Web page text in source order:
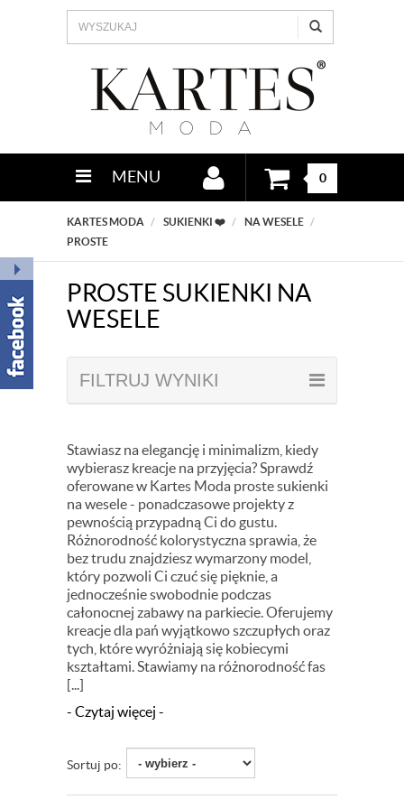
MENU 0
KARTES MODA SUKIENKI ❤️
NA WESELE
PROSTE
PROSTE SUKIENKI NA
WESELE
FILTRUJ WYNIKI
Stawiasz na elegancję i minimalizm, kiedy
wybierasz kreacje na przyjęcia? Sprawdź
oferowane w Kartes Moda proste sukienki
na wesele - ponadczasowe projekty z
pewnością przypadną Ci do gustu.
Różnorodność kolorystyczna sprawia, że
bez trudu znajdziesz wymarzony model,
który pozwoli Ci czuć się pięknie, a
jednocześnie swobodnie podczas
całonocnej zabawy na parkiecie. Oferujemy
kreacje dla pań wyjątkowo szczupłych oraz
tych, które wyróżniają się kobiecymi
kształtami. Stawiamy na różnorodność fas
[...]
- Czytaj więcej -
Sortuj po: